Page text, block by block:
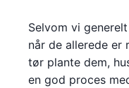
Selvom vi
når de allerede er
tør plante dem,
en god proces